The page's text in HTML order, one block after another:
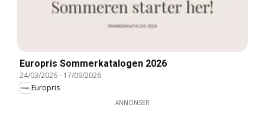
Europris Sommerkatalogen 2026
24/03/2026- 17/09/2026
Europris
ANNONSER